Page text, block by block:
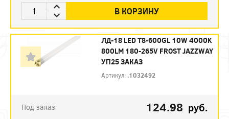
В КОРЗИНУ
ЛД-18 LED Т8-600GL 10W 4000K
800LM 180-265V FROST JAZZWAY
УП25 ЗАКАЗ
Артикул: .1032492
Под заказ 124.98 руб.